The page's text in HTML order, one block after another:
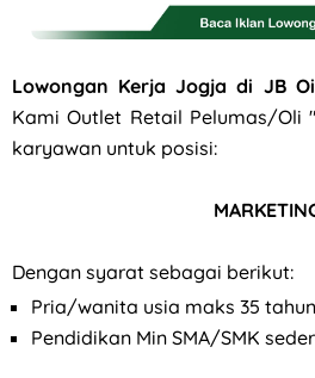
Lowongan Kerja Jogja di JB
Kami Outlet Retail Pelumas/Oli
karyawan untuk posisi:
Dengan syarat sebagai berikut:
Pria/wanita usia maks 35 tahun
Pendidikan Min SMA/SMK